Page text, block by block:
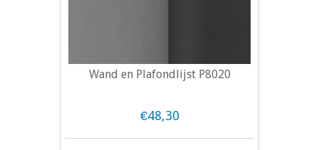
Wand en Plafondlijst P8020
€48,30